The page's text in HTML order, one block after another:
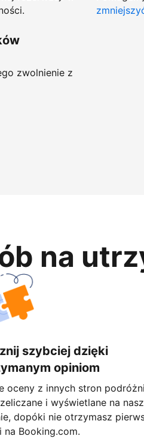
zwolnienie z
na
szybciej dzięki
opiniom
oceny z innych stron
i wyświetlane na
dopóki nie otrzymasz
na Booking.com.